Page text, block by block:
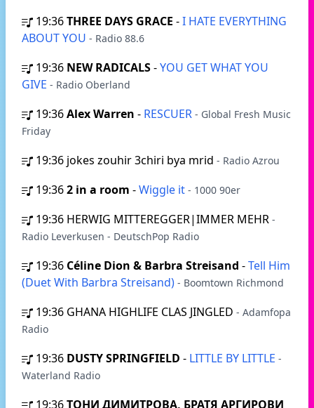
19:36THREE DAYS GRACE -I HATE EVERYTHING
ABOUT YOU - Radio 88.6
19:36 NEW RADICALS-YOU GET WHAT YOU
GIVE - Radio Oberland
19:36Alex Warren - RESCUER - Global Fresh Music
Friday
19:36 jokes zouhir 3chiri bya mrid - Radio Azrou
19:362 in a room -Wiggle it - 1000 90er
19:36 HERWIG MITTEREGGER|IMMER MEHR -
Radio Leverkusen - DeutschPop Radio
19:36 Céline Dion & Barbra Streisand -Tell Him
(Duet With Barbra Streisand) - Boomtown Richmond
19:36 GHANA HIGHLIFE CLAS JINGLED - Adamfopa
Radio
19:36 DUSTY SPRINGFIELD - LITTLE BY LITTLE -
Waterland Radio
19:36ТОНИ ДИМИТРОВА, БРАТЯ АРГИРОВИ